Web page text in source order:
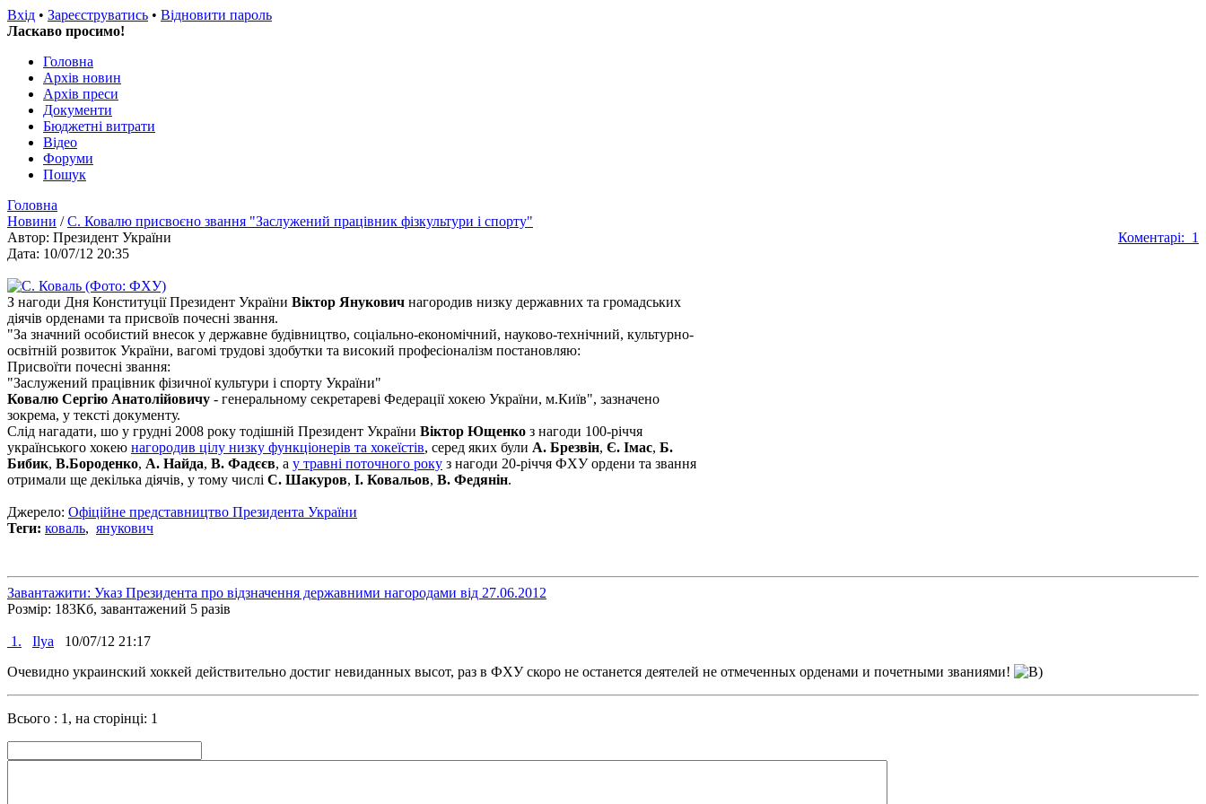
Вхід • Зареєструватись • Відновити пароль
Ласкаво просимо!
Головна
Архів новин
Архів преси
Документи
Бюджетні витрати
Відео
Форуми
Пошук
Головна
Новини /С. Ковалю присвоєно звання "Заслужений працівник фізкультури і спорту"
Коментарі: 1
Автор: Президент України
Дата: 10/07/12 20:35
З нагоди Дня Конституції Президент України Віктор Янукович нагородив низку державних та громадських
діячів орденами та присвоїв почесні звання.
"За значний особистий внесок у державне будівництво, соціально-економічний, науково-технічний, культурно-
освітній розвиток України, вагомі трудові здобутки та високий професіоналізм постановляю:
Присвоїти почесні звання:
"Заслужений працівник фізичної культури і спорту України"
Ковалю Сергію Анатолійовичу - генеральному секретареві Федерації хокею України, м.Київ", зазначено
зокрема, у тексті документу.
Слід нагадати, шо у грудні 2008 року тодішній Президент України Віктор Ющенко з нагоди 100-річчя
українського хокею нагородив цілу низку функціонерів та хокеїстів, серед яких були А. Брезвін, Є. Імас, Б.
Бибик, В.Бороденко, А. Найда, В. Фадєєв, а у травні поточного року з нагоди 20-річчя ФХУ ордени та звання
отримали ще декілька діячів, у тому числі С. Шакуров, І. Ковальов, В. Федянін.
Джерело: Офiцiйне представництво Президента України
Теги: коваль, янукович
Завантажити: Указ Президента про відзначення державними нагородами від 27.06.2012
Розмір: 183Кб, завантажений 5 разів
1. Ilya 10/07/12 21:17
Очевидно украинский хоккей действительно достиг невиданных высот, раз в ФХУ скоро не останется деятелей не отмеченных орденами и почетными званиями!
Всього : 1, на сторінці: 1